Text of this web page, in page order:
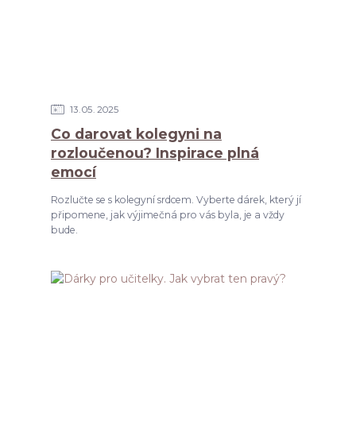
13 05 2025
Co darovat kolegyni na
rozloučenou? Inspirace plná
emocí
Rozlučte se s kolegyní srdcem. Vyberte dárek, který jí
připomene, jak výjimečná pro vás byla, je a vždy
bude.